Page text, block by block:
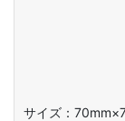
サイズ：